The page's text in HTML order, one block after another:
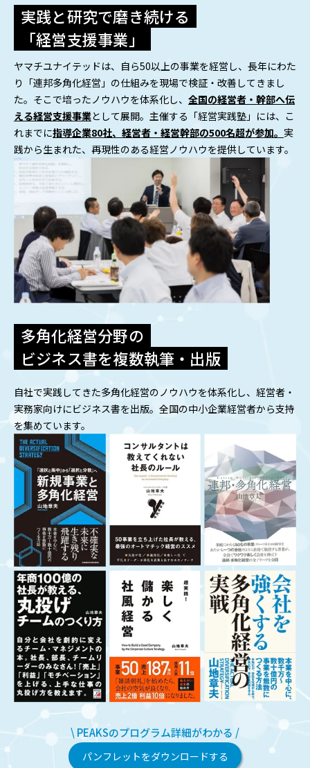
実践と研究で磨き続ける
「経営支援事業」
ヤマチユナイテッドは、自ら50以上の事業を経営し、長年にわた
り「連邦多角化経営」の仕組みを現場で検証・改善してきまし
た。そこで培ったノウハウを体系化し、 全国の経営者・幹部へ伝
える経営支援事業として展開。主催する「経営実践塾」には、こ
れまでに指導企業80社、経営者・経営幹部の500名超が参加。 実
践から生まれた、再現性のある経営ノウハウを提供しています。
多角化経営分野の
ビジネス書を複数執筆・出版
自社で実践してきた多角化経営のノウハウを体系化し、経営者・
実務家向けにビジネス書を出版。全国の中小企業経営者から支持
を集めています。
\ PEAKSのプログラム詳細がわかる /
パンフレットをダウンロードする